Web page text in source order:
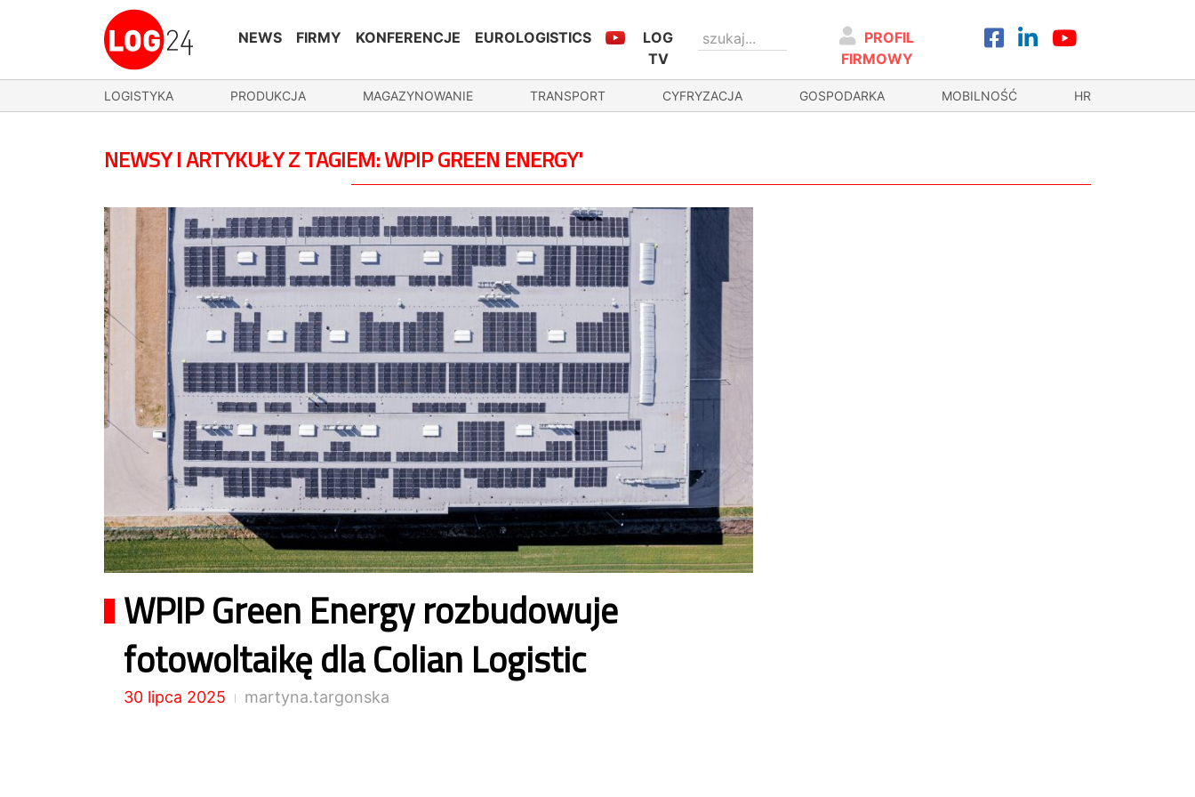
NEWS FIRMY KONFERENCJE EUROLOGISTICS
LOG
TV
PROFIL
FIRMOWY
LOGISTYKA PRODUKCJA MAGAZYNOWANIE TRANSPORT CYFRYZACJA GOSPODARKA MOBILNOŚĆ HR
NEWSY I ARTYKUŁY Z TAGIEM: WPIP GREEN ENERGY'
WPIP Green Energy rozbudowuje
fotowoltaikę dla Colian Logistic
30 lipca 2025 martyna.targonska